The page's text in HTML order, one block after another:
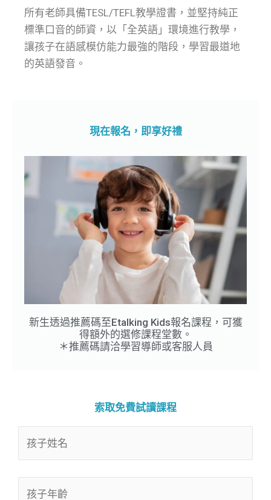
所有老師具備TESL/TEFL教學證書，並堅持純正
標準口音的師資，以「全英語」環境進行教學，
讓孩子在語感模仿能力最強的階段，學習最道地
的英語發音。
現在報名，即享好禮
新生透過推薦碼至Etalking Kids報名課程，可獲
得額外的選修課程堂數。
＊推薦碼請洽學習導師或客服人員
索取免費試讀課程